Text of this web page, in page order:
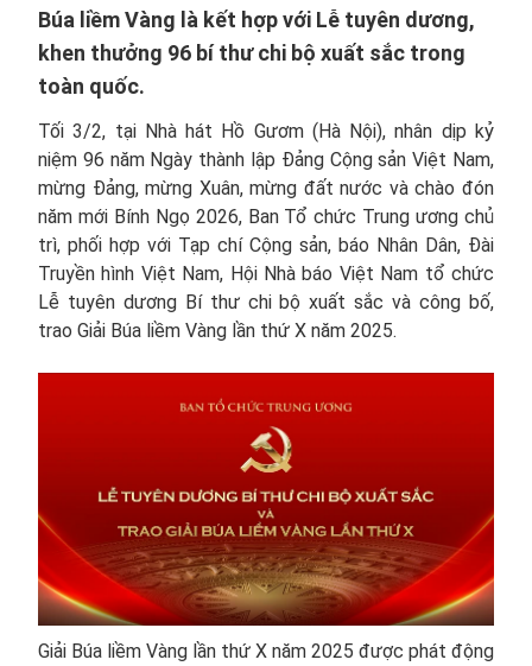
Búa liềm Vàng là kết hợp với Lễ tuyên dương,
khen thưởng 96 bí thư chi bộ xuất sắc trong
toàn quốc.
Tối 3/2, tại Nhà hát Hồ Gươm (Hà Nội), nhân dịp kỷ
niệm 96 năm Ngày thành lập Đảng Cộng sản Việt Nam,
mừng Đảng, mừng Xuân, mừng đất nước và chào đón
năm mới Bính Ngọ 2026, Ban Tổ chức Trung ương chủ
trì, phối hợp với Tạp chí Cộng sản, báo Nhân Dân, Đài
Truyền hình Việt Nam, Hội Nhà báo Việt Nam tổ chức
Lễ tuyên dương Bí thư chi bộ xuất sắc và công bố,
trao Giải Búa liềm Vàng lần thứ X năm 2025.
Giải Búa liềm Vàng lần thứ X năm 2025 được phát động